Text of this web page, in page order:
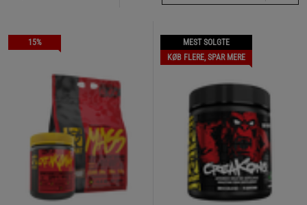
15%
MEST SOLGTE
KØB FLERE, SPAR MERE